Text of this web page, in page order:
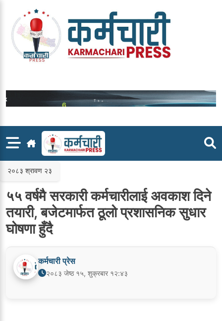
content
२०८३ श्रावण २३
५५ वर्षमै सरकारी कर्मचारीलाई अवकाश दिने
तयारी, बजेटमार्फत ठूलो प्रशासनिक सुधार
घोषणा हुँदै
कर्मचारी प्रेस
२०८३ जेष्ठ १५, शुक्रबार १२:४३